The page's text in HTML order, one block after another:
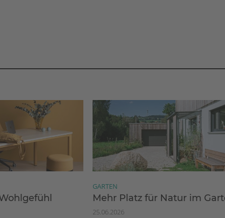
GARTEN
Mehr Platz für Natur im
25.06.2026